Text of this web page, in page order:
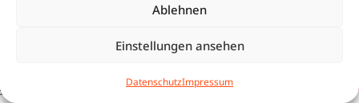
Ablehnen
Einstellungen ansehen
DatenschutzImpressum
Wie Funktioniert die Schnitthöhenverstellung?
Sunseeker X7 Plus Gen. 2 | 6.000
m² | Komplett-Sorglos Premium
Set inkl. GRATIS Sunseeker
3.468,36
SICHERN